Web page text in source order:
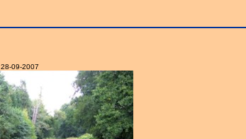
28-09-2007